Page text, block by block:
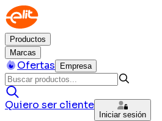
Productos
Marcas
Ofertas Empresa
Quiero ser cliente
Iniciar sesión